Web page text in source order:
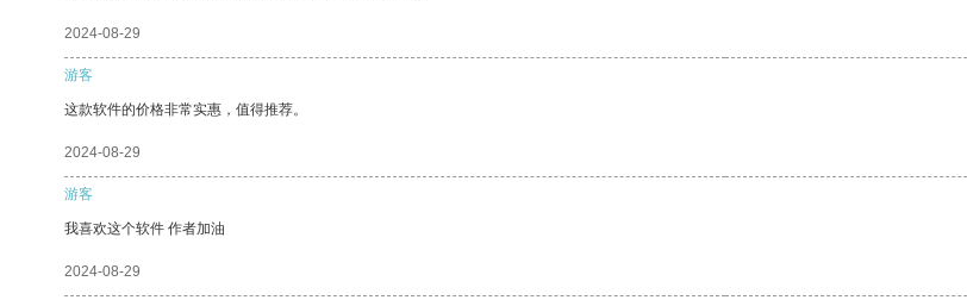
2024-08-29
游客
这款软件的价格非常实惠，值得推荐。
2024-08-29
游客
我喜欢这个软件 作者加油
2024-08-29